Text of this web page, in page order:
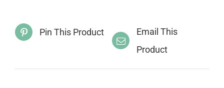
Pin This Product
Email This
Product